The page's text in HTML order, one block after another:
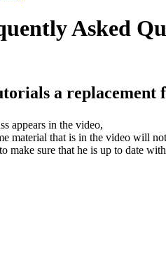
Asked
a replacement
appears in the video,
material that is in the video will
make sure that he is up to date